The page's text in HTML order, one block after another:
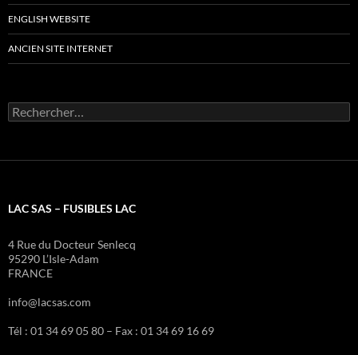
ENGLISH WEBSITE
ANCIEN SITE INTERNET
Rechercher :
LAC SAS – FUSIBLES LAC
4 Rue du Docteur Senlecq
95290 L’Isle-Adam
FRANCE
info@lacsas.com
Tél : 01 34 69 05 80 – Fax : 01 34 69 16 69